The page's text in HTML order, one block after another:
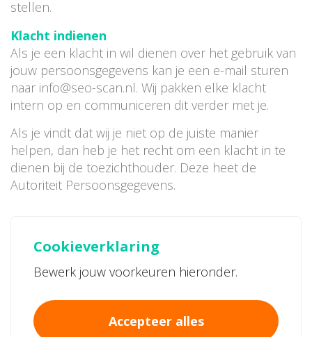
stellen.
Klacht indienen
Als je een klacht in wil dienen over het gebruik van
jouw persoonsgegevens kan je een e-mail sturen
naar info@seo-scan.nl. Wij pakken elke klacht
intern op en communiceren dit verder met je.
Als je vindt dat wij je niet op de juiste manier
helpen, dan heb je het recht om een klacht in te
dienen bij de toezichthouder. Deze heet de
Autoriteit Persoonsgegevens.
Cookieverklaring
Bewerk jouw voorkeuren hieronder.
Accepteer alles